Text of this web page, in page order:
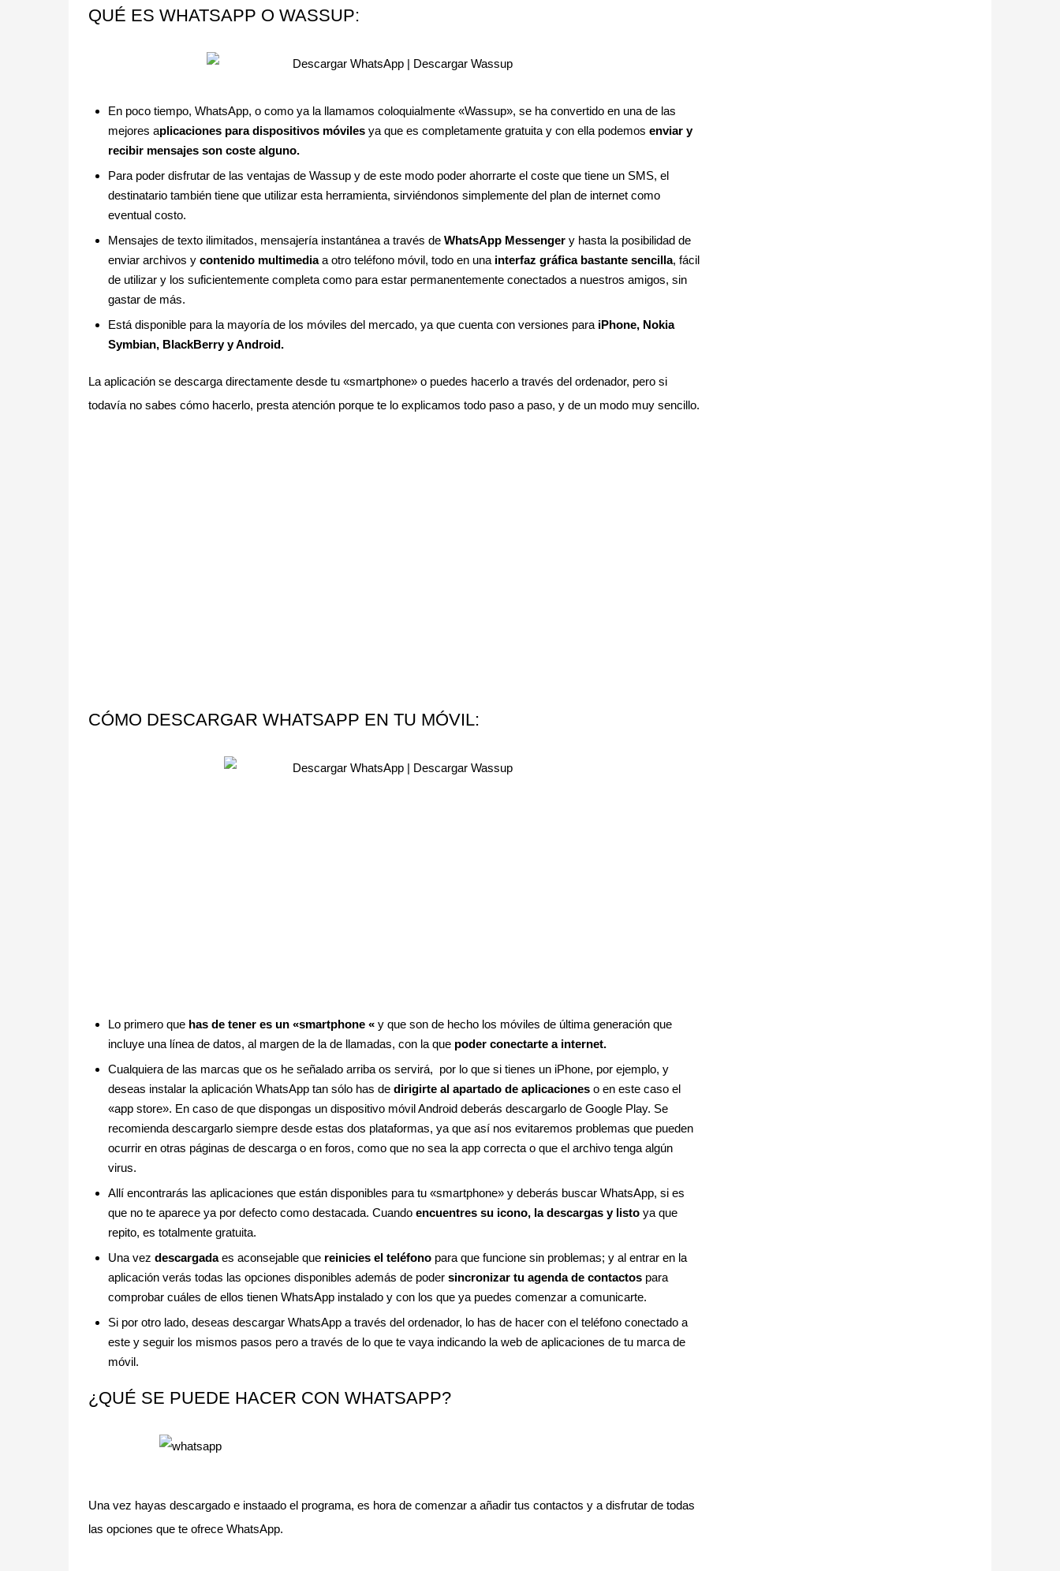
QUÉ ES WHATSAPP O WASSUP:
En poco tiempo, WhatsApp, o como ya la llamamos coloquialmente «Wassup», se ha convertido en una de las
mejores aplicaciones para dispositivos móviles ya que es completamente gratuita y con ella podemos enviar y
recibir mensajes son coste alguno.
Para poder disfrutar de las ventajas de Wassup y de este modo poder ahorrarte el coste que tiene un SMS, el
destinatario también tiene que utilizar esta herramienta, sirviéndonos simplemente del plan de internet como
eventual costo.
Mensajes de texto ilimitados, mensajería instantánea a través de WhatsApp Messenger y hasta la posibilidad de
enviar archivos y contenido multimediaa otro teléfono móvil, todo en una interfaz gráfica bastante sencilla, fácil
de utilizar y los suficientemente completa como para estar permanentemente conectados a nuestros amigos, sin
gastar de más.
Está disponible para la mayoría de los móviles del mercado, ya que cuenta con versiones para iPhone, Nokia
Symbian, BlackBerry y Android.
La aplicación se descarga directamente desde tu «smartphone» o puedes hacerlo a través del ordenador, pero si
todavía no sabes cómo hacerlo, presta atención porque te lo explicamos todo paso a paso, y de un modo muy sencillo.
CÓMO DESCARGAR WHATSAPP EN TU MÓVIL:
Lo primero que has de tener es un «smartphone « y que son de hecho los móviles de última generación que
incluye una línea de datos, al margen de la de llamadas, con la que poder conectarte a internet.
Cualquiera de las marcas que os he señalado arriba os servirá, por lo que si tienes un iPhone, por ejemplo, y
deseas instalar la aplicación WhatsApp tan sólo has de dirigirte al apartado de aplicaciones o en este caso el
«app store». En caso de que dispongas un dispositivo móvil Android deberás descargarlo de Google Play. Se
recomienda descargarlo siempre desde estas dos plataformas, ya que así nos evitaremos problemas que pueden
ocurrir en otras páginas de descarga o en foros, como que no sea la app correcta o que el archivo tenga algún
virus.
Allí encontrarás las aplicaciones que están disponibles para tu «smartphone» y deberás buscar WhatsApp, si es
que no te aparece ya por defecto como destacada. Cuando encuentres su icono, la descargas y listo ya que
repito, es totalmente gratuita.
Una vez descargadaes aconsejable que reinicies el teléfono para que funcione sin problemas; y al entrar en la
aplicación verás todas las opciones disponibles además de poder sincronizar tu agenda de contactos para
comprobar cuáles de ellos tienen WhatsApp instalado y con los que ya puedes comenzar a comunicarte.
Si por otro lado, deseas descargar WhatsApp a través del ordenador, lo has de hacer con el teléfono conectado a
este y seguir los mismos pasos pero a través de lo que te vaya indicando la web de aplicaciones de tu marca de
móvil.
¿QUÉ SE PUEDE HACER CON WHATSAPP?
Una vez hayas descargado e instaado el programa, es hora de comenzar a añadir tus contactos y a disfrutar de todas
las opciones que te ofrece WhatsApp.